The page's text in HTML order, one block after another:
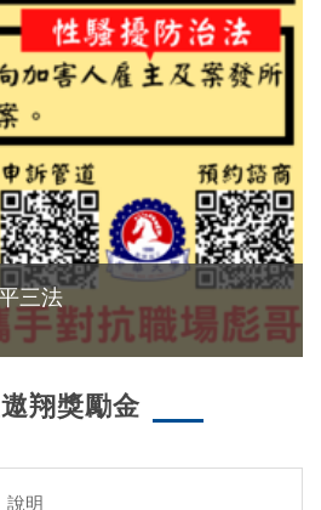
三法
翔獎勵金
說明